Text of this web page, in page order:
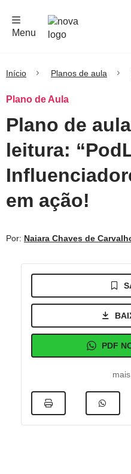
Menu
Início Planos de aula
Plano de Aula
Plano de
leitura:
em ação!
Por: Naiara Chaves de
PDF